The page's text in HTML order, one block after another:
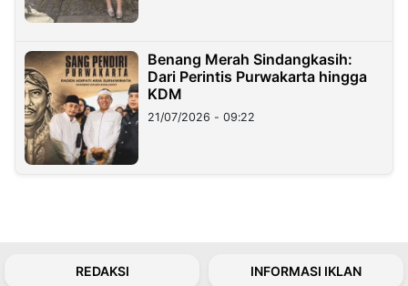
Benang Merah Sindangkasih:
Dari Perintis Purwakarta hingga
KDM
21/07/2026 - 09:22
REDAKSI INFORMASI IKLAN